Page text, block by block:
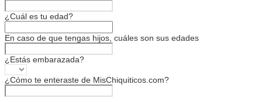
¿Cuál es tu edad?
En caso de que tengas hijos, cuáles son sus edades
¿Estás embarazada?
¿Cómo te enteraste de MisChiquiticos.com?